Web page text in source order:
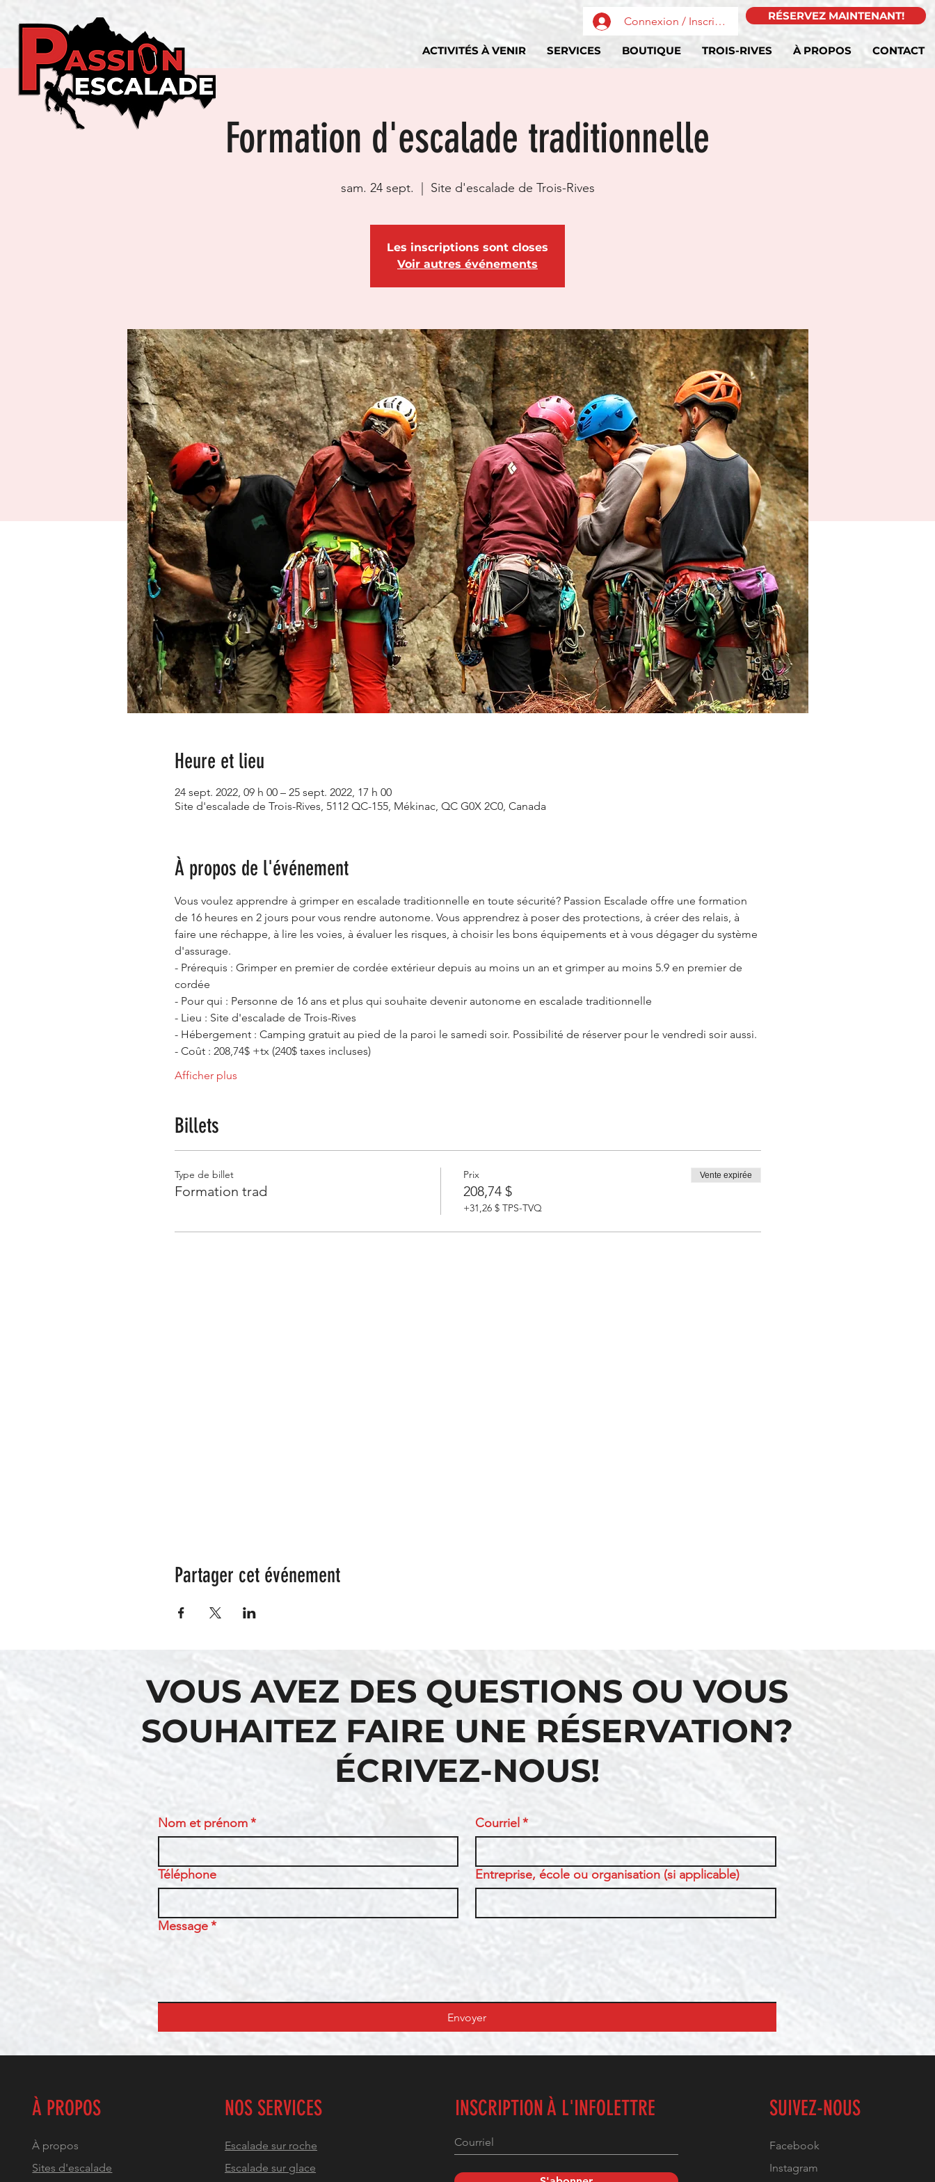
ACTIVITÉS À VENIR SERVICES BOUTIQUE TROIS-RIVES À PROPOS CONTACT
RÉSERVEZ MAINTENANT!
Connexion / Inscription
Formation d'escalade traditionnelle
sam. 24 sept. Site d'escalade de Trois-Rives
Les inscriptions sont closes
Voir autres événements
Heure et lieu
24 sept. 2022, 09 h 00 – 25 sept. 2022, 17 h 00
Site d'escalade de Trois-Rives, 5112 QC-155, Mékinac, QC G0X 2C0, Canada
À propos de l'événement
Vous voulez apprendre à grimper en escalade traditionnelle en toute sécurité? Passion Escalade offre une formation
de 16 heures en 2 jours pour vous rendre autonome. Vous apprendrez à poser des protections, à créer des relais, à
faire une réchappe, à lire les voies, à évaluer les risques, à choisir les bons équipements et à vous dégager du système
d'assurage.
- Prérequis : Grimper en premier de cordée extérieur depuis au moins un an et grimper au moins 5.9 en premier de
cordée
- Pour qui : Personne de 16 ans et plus qui souhaite devenir autonome en escalade traditionnelle
- Lieu : Site d'escalade de Trois-Rives
- Hébergement : Camping gratuit au pied de la paroi le samedi soir. Possibilité de réserver pour le vendredi soir aussi.
- Coût : 208,74$ +tx (240$ taxes incluses)
Afficher plus
Billets
Type de billet
Formation trad
Prix
208,74 $
+31,26 $ TPS-TVQ
Vente expirée
Partager cet événement
VOUS AVEZ DES QUESTIONS OU VOUS
SOUHAITEZ FAIRE UNE RÉSERVATION?
ÉCRIVEZ-NOUS!
Nom et prénom* Courriel *
Téléphone Entreprise, école ou organisation (si applicable)
Message*
Envoyer
À PROPOS
À propos
Sites d'escalade
NOS SERVICES
Escalade sur roche
Escalade sur glace
INSCRIPTION À L'INFOLETTRE SUIVEZ-NOUS
Facebook
Instagram